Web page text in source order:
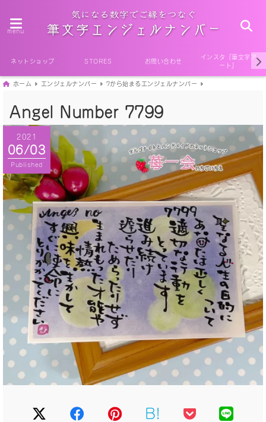
menu
ネットショップ STORES お問い合わせ
インスタ『筆文字ア
ート』
ホーム エンジェルナンバー 7から始まるエンジェルナンバー
Angel Number 7799
2021
06/03
Published
B!